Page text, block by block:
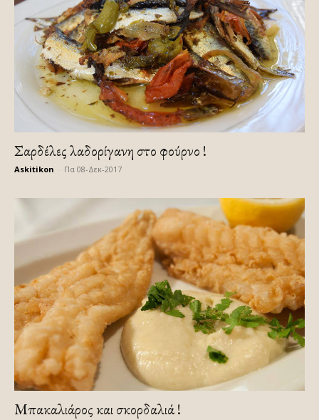
Σαρδέλες λαδορίγανη στο φούρνο !
Askitikon Πα 08-Δεκ-2017
Μπακαλιάρος και σκορδαλιά !